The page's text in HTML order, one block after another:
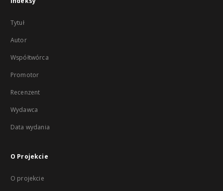
Tytuł
Autor
Współtwórca
Promotor
Recenzent
Wydawca
Data wydania
O Projekcie
O projekcie